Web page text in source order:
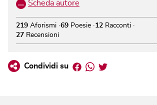
… Scheda autore
219 Aforismi 69 Poesie 12 Racconti
27 Recensioni
Condividi su Facebook
Whatsapp
Twitter